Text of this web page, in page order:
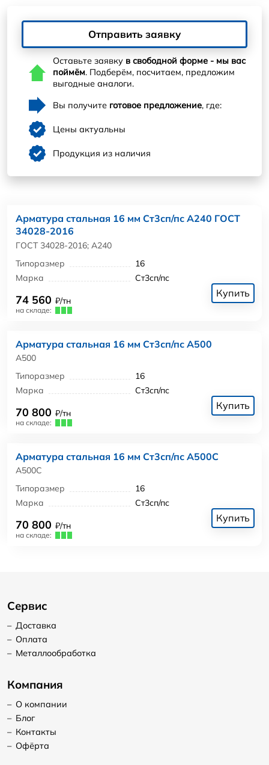
Отправить заявку
Оставьте заявку в свободной форме - мы вас
поймём. Подберём, посчитаем, предложим
выгодные аналоги.
Вы получите готовое предложение, где:
Цены актуальны
Продукция из наличия
Арматура стальная 16 мм Ст3сп/пс А240 ГОСТ
34028-2016
ГОСТ 34028-2016; А240
Типоразмер
16
Марка
Ст3сп/пс
74 560 ₽/тн
на складе:
Купить
Арматура стальная 16 мм Ст3сп/пс А500
А500
Типоразмер
16
Марка
Ст3сп/пс
70 800 ₽/тн
на складе:
Купить
Арматура стальная 16 мм Ст3сп/пс А500С
А500С
Типоразмер
16
Марка
Ст3сп/пс
70 800 ₽/тн
на складе:
Купить
Сервис
– Доставка
– Оплата
– Металлообработка
Компания
– О компании
– Блог
– Контакты
– Офёрта